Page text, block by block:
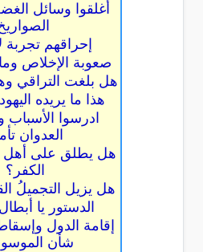
أغلقوا وسائل
إحراقهم تجربة
صعوبة الإخلاص
هل بلغت التراقي
هذا ما يريده
ادرسوا
العدوان
هل يطلق على أهل
الكفر؟
هل يزيل التجميلُ
الدستور يا
إقامة الدول
شأن